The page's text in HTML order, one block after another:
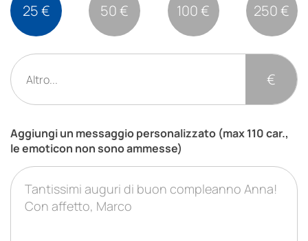
25 € 50 € 100 € 250 €
€
Aggiungi un messaggio personalizzato (max 110 car.,
le emoticon non sono ammesse)